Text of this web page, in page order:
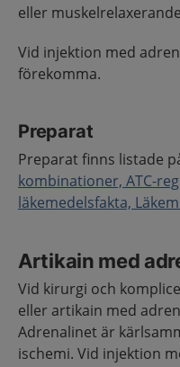
eller
Vid injektion med
förekomma.
Preparat
Preparat finns listade
kombinationer, ATC-
läkemedelsfakta,
Artikain med
Vid kirurgi och
eller artikain med
Adrenalinet är
ischemi. Vid injektion